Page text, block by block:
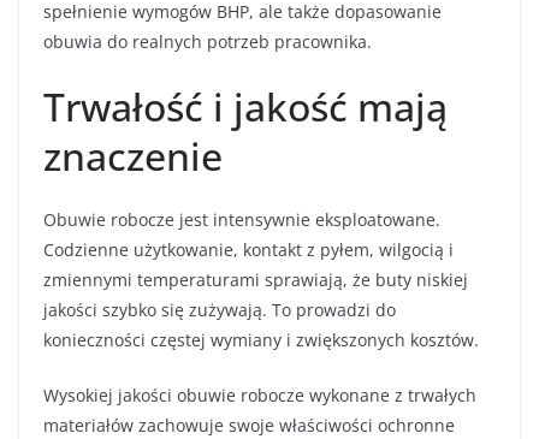
spełnienie wymogów BHP, ale także dopasowanie
obuwia do realnych potrzeb pracownika.
Trwałość i jakość mają
znaczenie
Obuwie robocze jest intensywnie eksploatowane.
Codzienne użytkowanie, kontakt z pyłem, wilgocią i
zmiennymi temperaturami sprawiają, że buty niskiej
jakości szybko się zużywają. To prowadzi do
konieczności częstej wymiany i zwiększonych kosztów.
Wysokiej jakości obuwie robocze wykonane z trwałych
materiałów zachowuje swoje właściwości ochronne